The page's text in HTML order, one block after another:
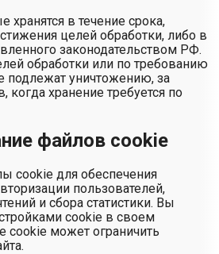
в течение срока,
целей обработки, либо в
законодательством РФ.
обработки или по требованию
подлежат уничтожению, за
когда хранение требуется по
файлов cookie
cookie для обеспечения
пользователей,
и сбора статистики. Вы
cookie в своем
cookie может ограничить